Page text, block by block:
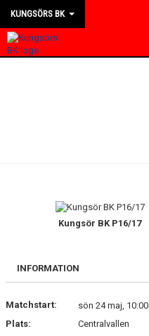
KUNGSÖRS BK
OM KLUBBEN
DOKUMENT
Kungsör BK P16/17
INFORMATION
Matchstart:
sön 24 maj, 10:00
Plats:
Centralvallen